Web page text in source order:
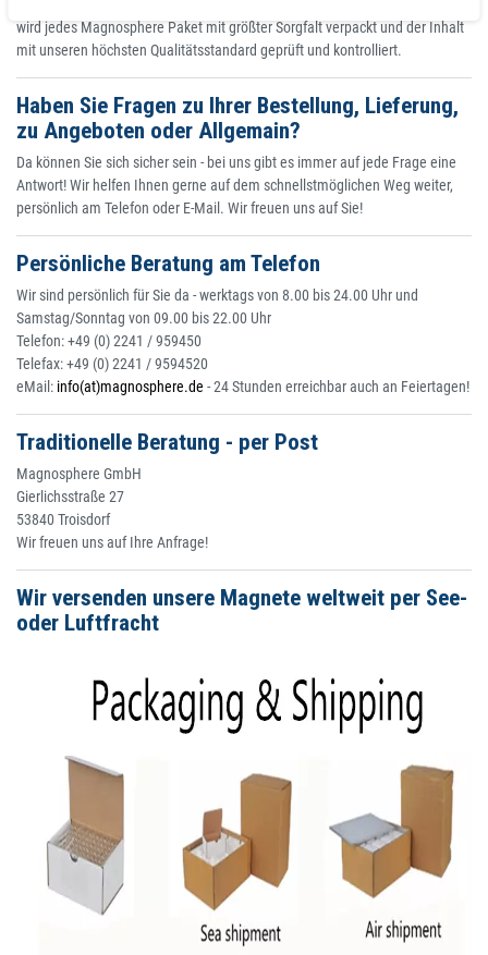
wird jedes Magnosphere Paket mit größter Sorgfalt verpackt und der Inhalt
mit unseren höchsten Qualitätsstandard geprüft und kontrolliert.
Haben Sie Fragen zu Ihrer Bestellung, Lieferung,
zu Angeboten oder Allgemain?
Da können Sie sich sicher sein - bei uns gibt es immer auf jede Frage eine
Antwort! Wir helfen Ihnen gerne auf dem schnellstmöglichen Weg weiter,
persönlich am Telefon oder E-Mail. Wir freuen uns auf Sie!
Persönliche Beratung am Telefon
Wir sind persönlich für Sie da - werktags von 8.00 bis 24.00 Uhr und
Samstag/Sonntag von 09.00 bis 22.00 Uhr
Telefon: +49 (0) 2241 / 959450
Telefax: +49 (0) 2241 / 9594520
eMail: info(at)magnosphere.de - 24 Stunden erreichbar auch an Feiertagen!
Traditionelle Beratung - per Post
Magnosphere GmbH
Gierlichsstraße 27
53840 Troisdorf
Wir freuen uns auf Ihre Anfrage!
Wir versenden unsere Magnete weltweit per See-
oder Luftfracht